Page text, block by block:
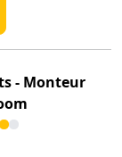
- Monteur